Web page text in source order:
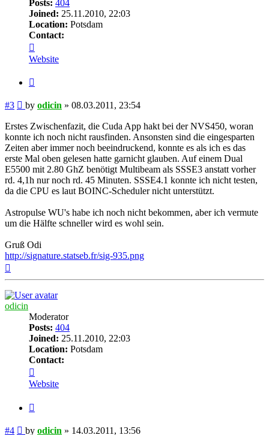
Posts: 404
Joined: 25.11.2010, 22:03
Location: Potsdam
Contact:
odicin
Website
#3 Post
by odicin » 08.03.2011, 23:54
Erstes Zwischenfazit, die Cuda App hakt bei der NVS450, woran
konnte ich noch nicht rausfinden. Ansonsten sind die eingesparten
Zeiten aber immer noch beeindruckend, konnte es als ich es das
erste Mal oben gelesen hatte garnicht glauben. Auf einem Dual
E5500 mit 2.80 GhZ benötigt Multibeam als SSSE3 anstatt vorher
rd. 4,1h nur noch rd. 45 Minuten. SSSE4.1 konnte ich nicht testen,
da die CPU es laut BOINC-Scheduler nicht unterstützt.
Astropulse WU's habe ich noch nicht bekommen, aber ich vermute
um die Hälfte schneller wird es wohl sein.
Gruß Odi
http://signature.statseb.fr/sig-935.png
odicin
Moderator
Posts: 404
Joined: 25.11.2010, 22:03
Location: Potsdam
Contact:
odicin
Website
#4 Post
by odicin » 14.03.2011, 13:56